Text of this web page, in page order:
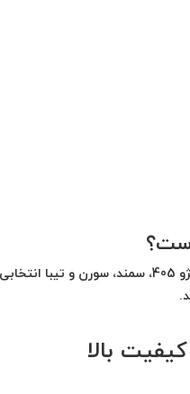
کومهو برای خودروهای پرتیراژ ایران مانند
بالا